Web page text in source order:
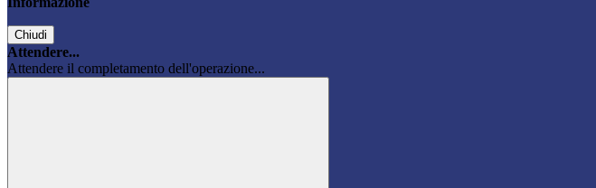
Chiudi
Attendere...
Attendere il completamento dell'operazione...